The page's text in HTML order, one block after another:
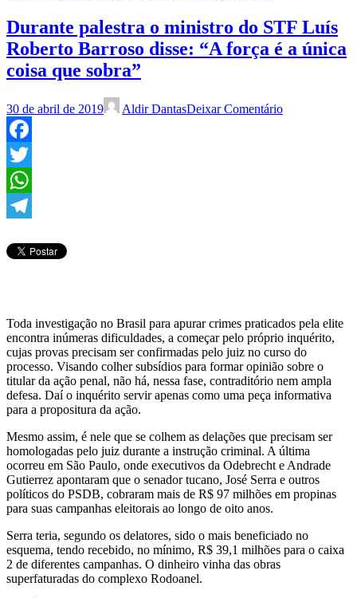
Durante palestra o ministro do STF Luís
Roberto Barroso disse: “A força é a única
coisa que sobra”
30 de abril de 2019 Aldir DantasDeixar Comentário
Facebook
Twitter
WhatsApp
Toda investigação no Brasil para apurar crimes praticados pela elite
encontra inúmeras dificuldades, a começar pelo próprio inquérito,
cujas provas precisam ser confirmadas pelo juiz no curso do
processo. Visando colher subsídios para formar opinião sobre o
titular da ação penal, não há, nessa fase, contraditório nem ampla
defesa. Daí o inquérito servir apenas como uma peça informativa
para a propositura da ação.
Mesmo assim, é nele que se colhem as delações que precisam ser
homologadas pelo juiz durante a instrução criminal. A última
ocorreu em São Paulo, onde executivos da Odebrecht e Andrade
Gutierrez apontaram que o senador tucano, José Serra e outros
políticos do PSDB, cobraram mais de R$ 97 milhões em propinas
para suas campanhas eleitorais ao longo de oito anos.
Serra teria, segundo os delatores, sido o mais beneficiado no
esquema, tendo recebido, no mínimo, R$ 39,1 milhões para o caixa
2 de diferentes campanhas. O dinheiro vinha das obras
superfaturadas do complexo Rodoanel.